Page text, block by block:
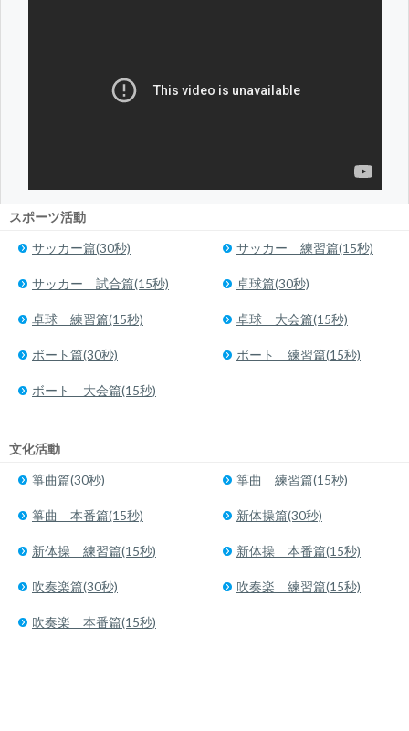
スポーツ活動
サッカー篇(30秒) サッカー 練習篇(15秒)
サッカー 試合篇(15秒) 卓球篇(30秒)
卓球 練習篇(15秒) 卓球 大会篇(15秒)
ボート篇(30秒) ボート 練習篇(15秒)
ボート 大会篇(15秒)
文化活動
箏曲篇(30秒) 箏曲 練習篇(15秒)
箏曲 本番篇(15秒) 新体操篇(30秒)
新体操 練習篇(15秒) 新体操 本番篇(15秒)
吹奏楽篇(30秒) 吹奏楽 練習篇(15秒)
吹奏楽 本番篇(15秒)